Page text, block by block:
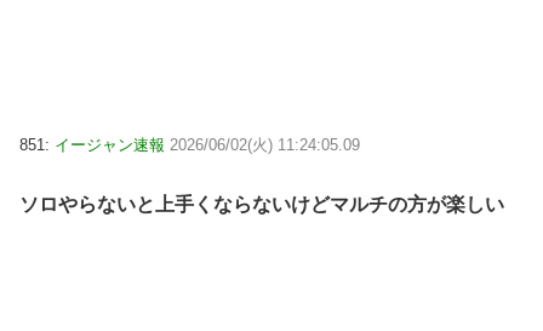
851: イージャン速報 2026/06/02(火) 11:24:05.09
ソロやらないと上手くならないけどマルチの方が楽しい